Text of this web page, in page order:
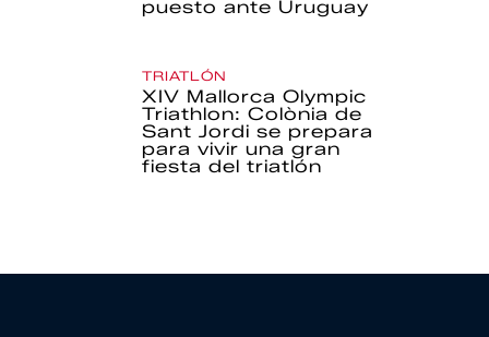
puesto ante Uruguay
TRIATLÓN
XIV Mallorca Olympic
Triathlon: Colònia de
Sant Jordi se prepara
para vivir una gran
fiesta del triatlón